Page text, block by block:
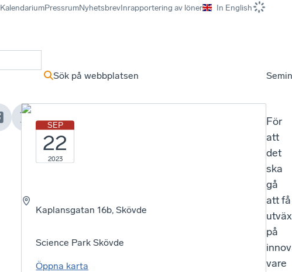
KalendariumPressrumNyhetsbrevInrapportering av löner In English
Sök på webbplatsen
SEP
22
2023
Kaplansgatan 16b, Skövde
Science Park Skövde
Öppna karta
För
att
det
ska
gå
att få
på
vare